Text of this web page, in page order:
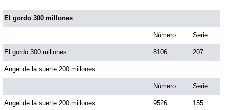
Dorado Tarde
Fantástica Día
Fantástica Noche
El gordo 300 millones
Número Serie
El gordo 300 millones 8106 207
Angel de la suerte 200 millones
Número Serie
Angel de la suerte 200 millones 9526 155